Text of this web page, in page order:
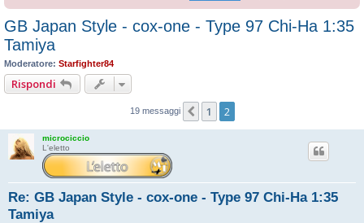
GB Japan Style - cox-one - Type 97 Chi-Ha 1:35
Tamiya
Moderatore: Starfighter84
Rispondi
19 messaggi Precedente
1 2
microciccio
L'eletto
Re: GB Japan Style - cox-one - Type 97 Chi-Ha 1:35
Tamiya